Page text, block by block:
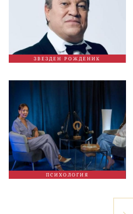
ЗВЕЗДЕН РОЖДЕНИК
ПСИХОЛОГИЯ